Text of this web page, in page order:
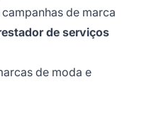
de marca
de serviços
de moda e